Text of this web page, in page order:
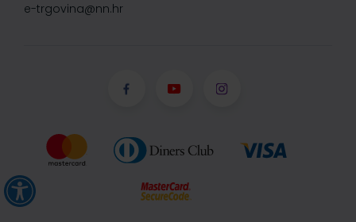
e-trgovina@nn.hr